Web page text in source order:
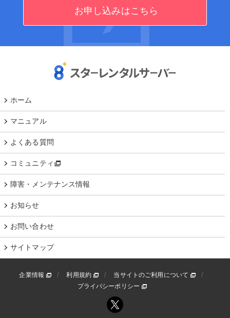
お申し込みはこちら
ホーム
マニュアル
よくある質問
コミュニティ
障害・メンテナンス情報
お知らせ
お問い合わせ
サイトマップ
企業情報 利用規約
当サイトのご利用について
プライバシーポリシー